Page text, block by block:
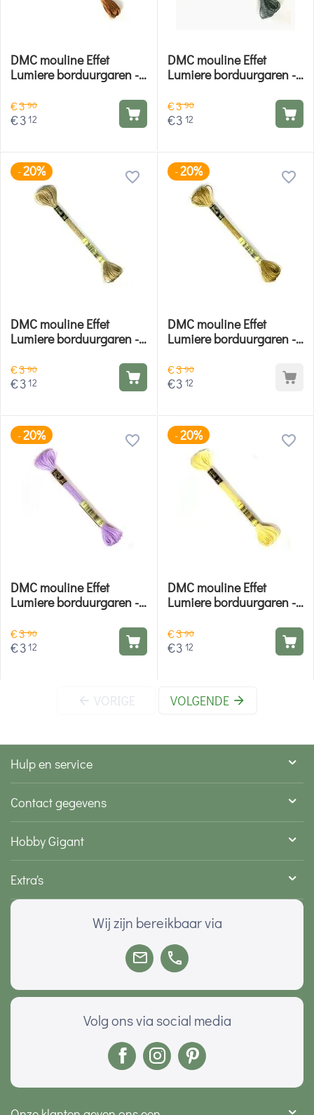
DMC mouline Effet
Lumiere borduurgaren -
€390
€312
DMC mouline Effet
Lumiere borduurgaren -
€390
€3 12
-20%
DMC mouline Effet
Lumiere borduurgaren -
€390
€312
-20%
DMC mouline Effet
Lumiere borduurgaren -
€390
€3 12
-20%
DMC mouline Effet
Lumiere borduurgaren -
€390
€312
-20%
DMC mouline Effet
Lumiere borduurgaren -
€390
€3 12
VORIGE VOLGENDE
Hulp en service
Contact gegevens
Hobby Gigant
Extra's
Wij zijn bereikbaar via
Volg ons via social media